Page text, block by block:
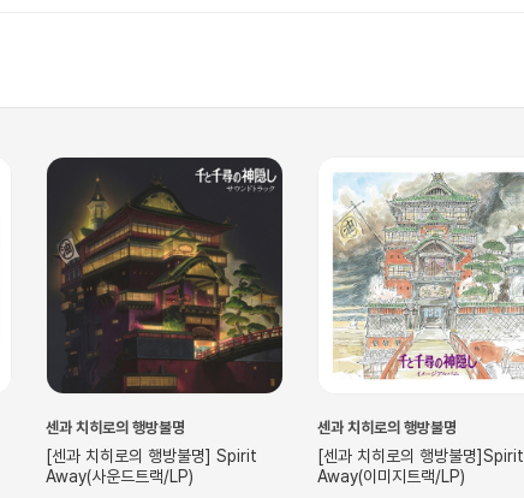
센과 치히로의 행방불명
[센과 치히로의 행방불명] Spirit
Away(사운드트랙/LP)
센과 치히로의 행방불명
[센과 치히로의 행방불명]Spirit
Away(이미지트랙/LP)